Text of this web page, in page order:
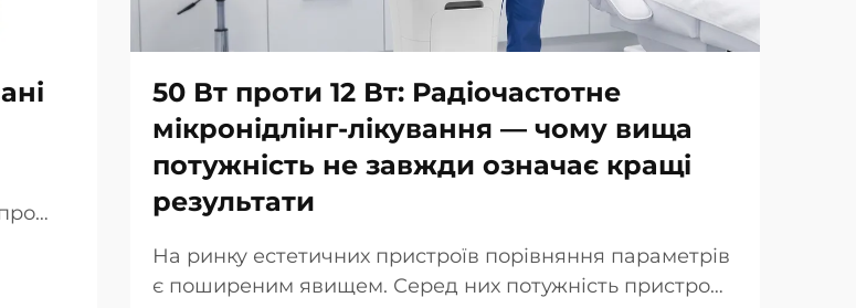
чи
50 Вт проти 12 Вт: Радіочастотне
мікронідлінг-лікування — чому вища
потужність не завжди означає кращі
результати
На ринку естетичних пристроїв порівняння параметрів
є поширеним явищем. Серед них потужність пристрою